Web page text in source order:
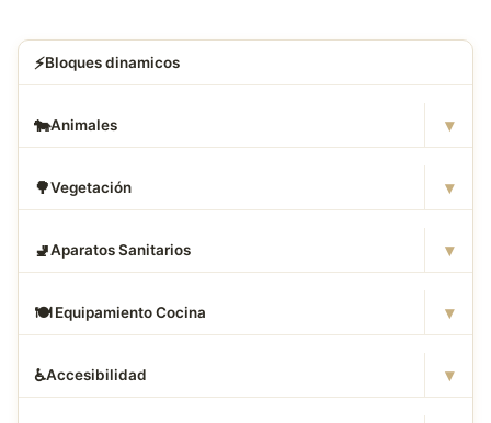
⚡Bloques dinamicos
🐄Animales ▾
🌳Vegetación ▾
🚽Aparatos Sanitarios ▾
🍽️ Equipamiento Cocina ▾
♿Accesibilidad ▾